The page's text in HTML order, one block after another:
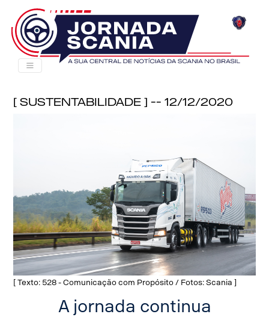
[ Sustentabilidade ] -- 12/12/2020
[ Texto: 528 - Comunicação com Propósito / Fotos: Scania ]
A jornada continua